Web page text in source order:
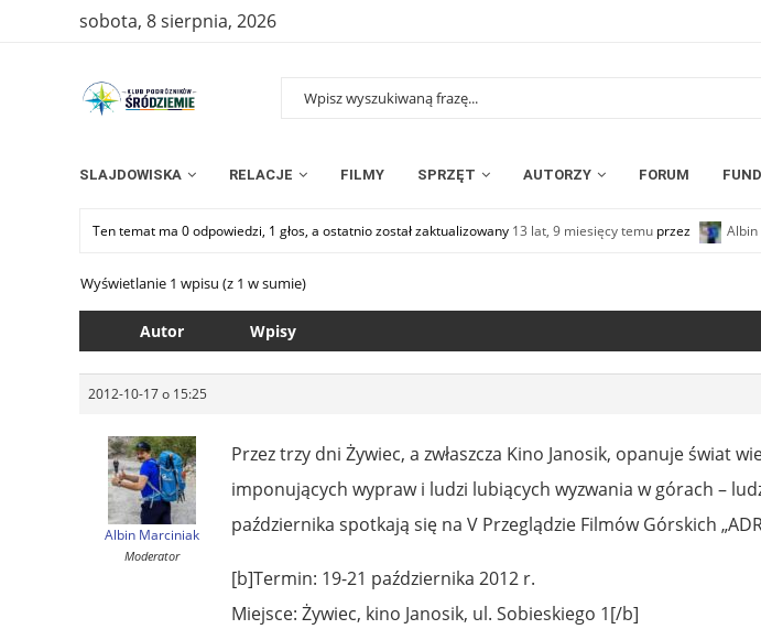
sobota, 8 sierpnia, 2026
SLAJDOWISKA RELACJE FILMY SPRZĘT AUTORZY FORUM
Ten temat ma 0 odpowiedzi, 1 głos, a ostatnio został zaktualizowany 13 lat, 9 miesięcy temu przez
Wyświetlanie 1 wpisu (z 1 w sumie)
Autor Wpisy
2012-10-17 o 15:25
Albin Marciniak
Moderator
Przez trzy dni Żywiec, a zwłaszcza Kino Janosik, opanuje świat
imponujących wypraw i ludzi lubiących wyzwania w górach –
października spotkają się na V Przeglądzie Filmów Górskich
[b]Termin: 19-21 października 2012 r.
Miejsce: Żywiec, kino Janosik, ul. Sobieskiego 1[/b]